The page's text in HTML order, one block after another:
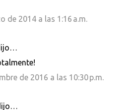
de 2014 a las 1:16 a.m.
de 2016 a las 10:30 p.m.